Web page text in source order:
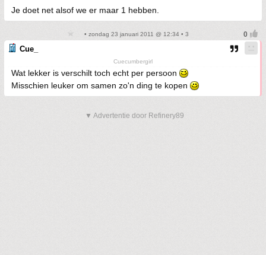
Je doet net alsof we er maar 1 hebben.
• zondag 23 januari 2011 @ 12:34 • 3
Cue_
Cuecumbergirl
Wat lekker is verschilt toch echt per persoon
Misschien leuker om samen zo'n ding te kopen
▼ Advertentie door Refinery89